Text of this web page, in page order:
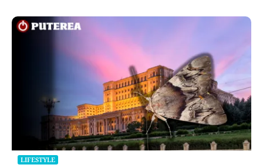
LIFESTYLE